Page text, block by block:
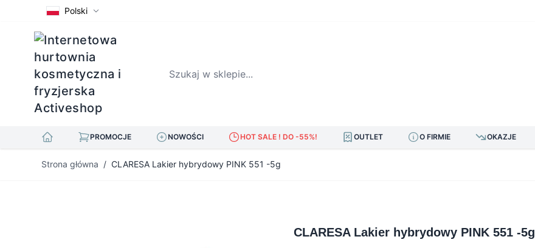
Polski
Szukaj w sklepie...
PROMOCJE NOWOŚCI HOT SALE ! DO -55%! OUTLET O FIRMIE OKAZJE
Strona główna / CLARESA Lakier hybrydowy PINK 551 -5g
CLARESA Lakier hybrydowy PINK 551 -5g